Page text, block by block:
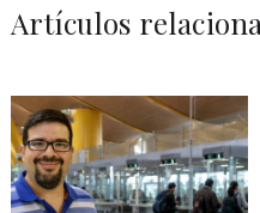
Artículos